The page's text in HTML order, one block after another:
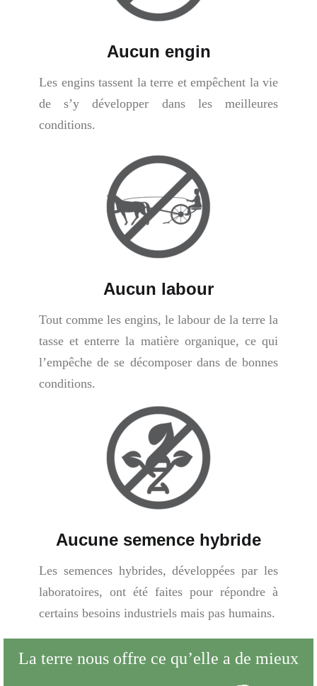
Aucun engin
Les engins tassent la terre et empêchent la vie
de s’y développer dans les meilleures
conditions.
Aucun labour
Tout comme les engins, le labour de la terre la
tasse et enterre la matière organique, ce qui
l’empêche de se décomposer dans de bonnes
conditions.
Aucune semence hybride
Les semences hybrides, développées par les
laboratoires, ont été faites pour répondre à
certains besoins industriels mais pas humains.
La terre nous offre ce qu’elle a de mieux